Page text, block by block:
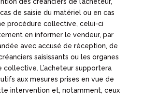
de saisie du matériel ou en cas
procédure collective, celui-ci
en informer le vendeur, par
avec accusé de réception, de
saisissants ou les organes
collective. L’acheteur supportera
aux mesures prises en vue de
intervention et, notamment, ceux